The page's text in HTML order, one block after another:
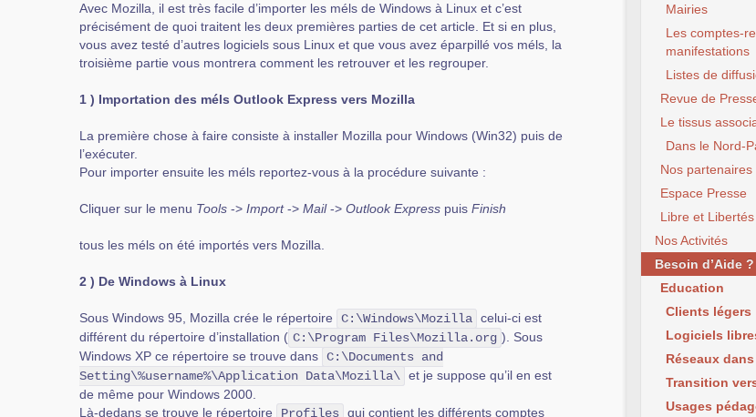
Avec Mozilla, il est très facile d’importer les méls de Windows à Linux et c’est
précisément de quoi traitent les deux premières parties de cet article. Et si en plus,
vous avez testé d’autres logiciels sous Linux et que vous avez éparpillé vos méls, la
troisième partie vous montrera comment les retrouver et les regrouper.
1 ) Importation des méls Outlook Express vers Mozilla
La première chose à faire consiste à installer Mozilla pour Windows (Win32) puis de
l’exécuter.
Pour importer ensuite les méls reportez-vous à la procédure suivante :
Cliquer sur le menu Tools -> Import-> Mail-> Outlook Express puis Finish
tous les méls on été importés vers Mozilla.
2 ) De Windows à Linux
Sous Windows 95, Mozilla crée le répertoire C:\Windows\Mozilla celui-ci est
différent du répertoire d’installation ( C:\Program Files\Mozilla.org ). Sous
Windows XP ce répertoire se trouve dans C:\Documents and
Setting\%username%\Application Data\Mozilla\ et je suppose qu’il en est
de même pour Windows 2000.
Là-dedans se trouve le répertoire
Profiles qui contient les différents comptes
Mairies
Les comptes-
manifestations
Listes de
Revue de
Le tissus
Dans le Nord-
Nos partenaires
Espace Presse
Libre et
Nos Activités
Besoin d’Aide ?
Education
Clients légers
Logiciels
Réseaux
Transition
Usages